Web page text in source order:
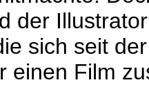
der
sich seit
einen Film